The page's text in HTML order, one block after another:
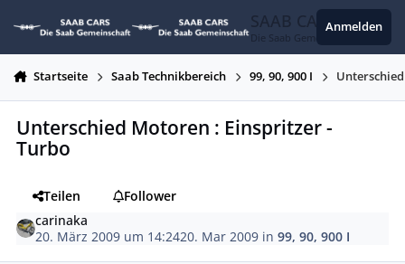
SAAB CARS
Die Saab Gemeinschaft
Anmelden
Startseite Saab Technikbereich 99, 90, 900 I
Unterschied Motoren : Einspritzer -
Turbo
Teilen
Follower
carinaka
20. März 2009 um 14:2420. Mar 2009 in99, 90, 900 I